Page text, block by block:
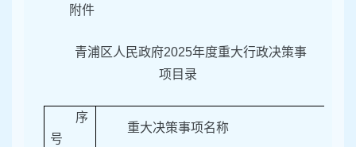
附件
青浦区人民政府2025年度重大行政决策事
项目录
序
号
重大决策事项名称